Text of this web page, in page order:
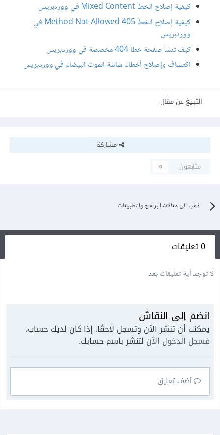
كيفية إصلاح الخطأ Mixed Content في ووردبريس
كيفية إصلاح الخطأ 405 Method Not Allowed في
ووردبريس
كيف تنشأ صفحة خطأ 404 مخصصة في ووردبريس
اكتشاف وإصلاح أخطاء شاشة الموت البيضاء في ووردبريس
التبليغ عن مقال
مشاركة
متابعون
0
اذهب الى مقالات البرامج والتطبيقات
0 تعليقات
لا توجد أية تعليقات بعد
انضم إلى النقاش
يمكنك أن تنشر الآن وتسجل لاحقًا. إذا كان لديك حساب،
فسجل الدخول الآن لتنشر باسم حسابك.
أضف تعليق